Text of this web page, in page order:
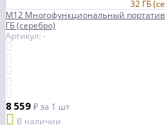
M12 Многофункциональный
ГБ (серебро)
Артикул: -
8 559₽за 1 шт
В наличии